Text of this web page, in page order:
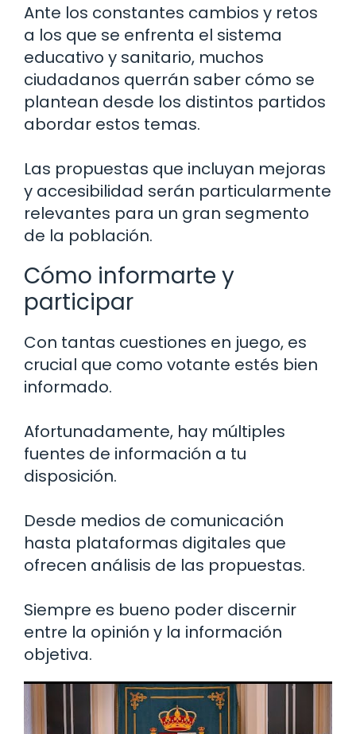
Ante los constantes cambios y retos
a los que se enfrenta el sistema
educativo y sanitario, muchos
ciudadanos querrán saber cómo se
plantean desde los distintos partidos
abordar estos temas.
Las propuestas que incluyan mejoras
y accesibilidad serán particularmente
relevantes para un gran segmento
de la población.
Cómo informarte y
participar
Con tantas cuestiones en juego, es
crucial que como votante estés bien
informado.
Afortunadamente, hay múltiples
fuentes de información a tu
disposición.
Desde medios de comunicación
hasta plataformas digitales que
ofrecen análisis de las propuestas.
Siempre es bueno poder discernir
entre la opinión y la información
objetiva.